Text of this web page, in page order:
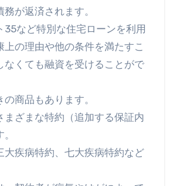
が返済されます。
35など特別な住宅ローンを利用
上の理由や他の条件を満たすこ
なくても融資を受けることがで
商品もあります。
まざまな特約（追加する保証内
大疾病特約、七大疾病特約など